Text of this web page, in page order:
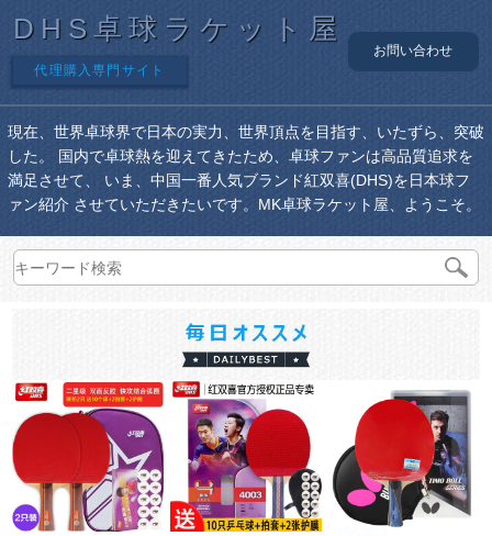
DHS卓球ラケット屋
代理購入専門サイト
お問い合わせ
現在、世界卓球界で日本の実力、世界頂点を目指す、いたずら、突破
した。 国内で卓球熱を迎えてきたため、卓球ファンは高品質追求を
満足させて、 いま、中国一番人気ブランド紅双喜(DHS)を日本球フ
ァン紹介 させていただきたいです。MK卓球ラケット屋、ようこそ。